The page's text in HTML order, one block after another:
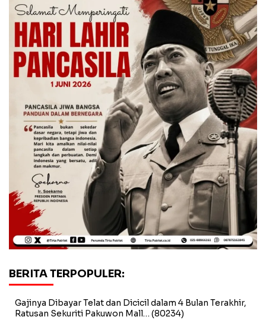
BERITA TERPOPULER:
Gajinya Dibayar Telat dan Dicicil dalam 4 Bulan Terakhir,
Ratusan Sekuriti Pakuwon Mall… (80234)